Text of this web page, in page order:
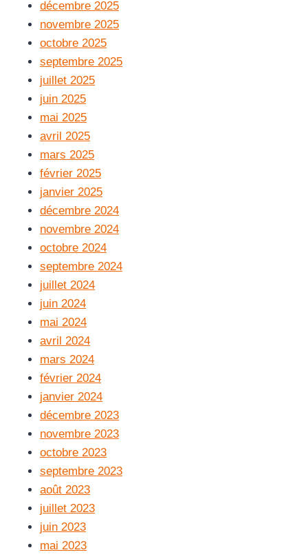
décembre 2025
novembre 2025
octobre 2025
septembre 2025
juillet 2025
juin 2025
mai 2025
avril 2025
mars 2025
février 2025
janvier 2025
décembre 2024
novembre 2024
octobre 2024
septembre 2024
juillet 2024
juin 2024
mai 2024
avril 2024
mars 2024
février 2024
janvier 2024
décembre 2023
novembre 2023
octobre 2023
septembre 2023
août 2023
juillet 2023
juin 2023
mai 2023